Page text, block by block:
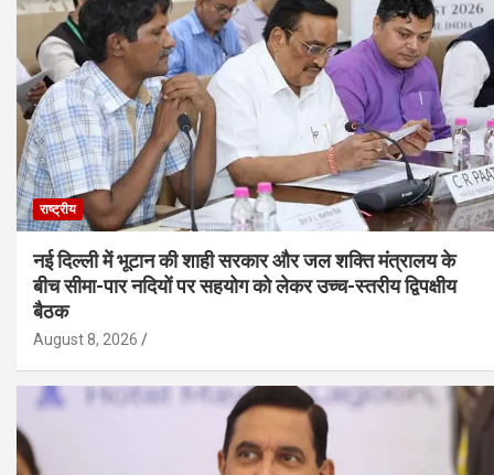
राष्ट्रीय
नई दिल्ली में भूटान की शाही सरकार और जल शक्ति मंत्रालय के
बीच सीमा-पार नदियों पर सहयोग को लेकर उच्च-स्तरीय द्विपक्षीय
बैठक
August 8, 2026